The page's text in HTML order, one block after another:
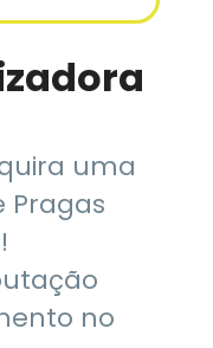
uma
Pragas
no